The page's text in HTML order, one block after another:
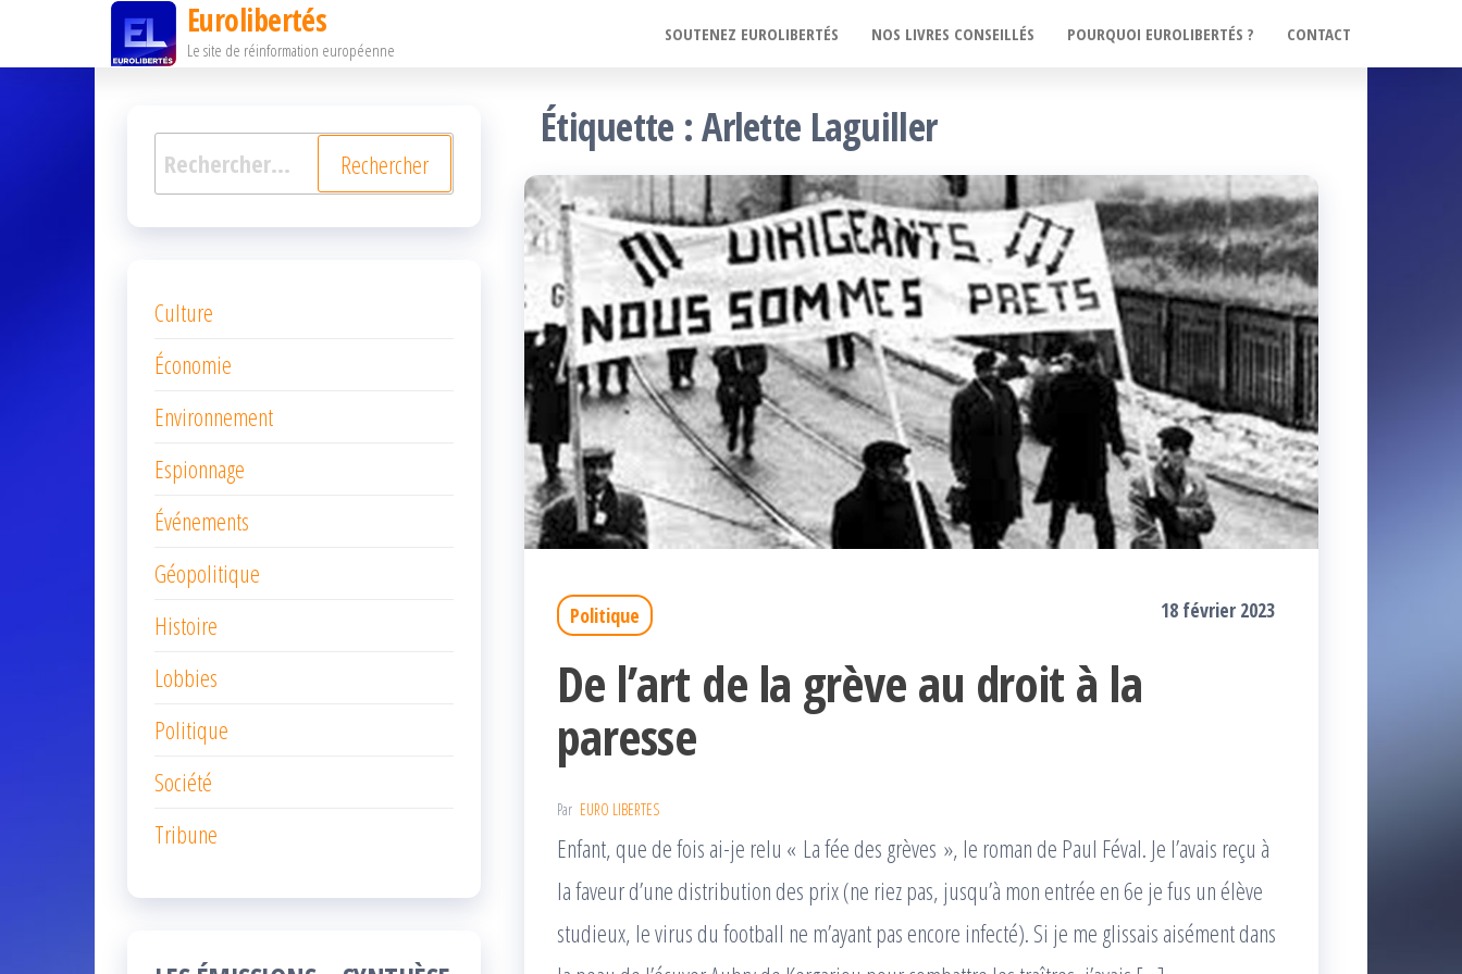
ce
Eurolibertés
Le site de réinformation européenne
SOUTENEZ EUROLIBERTÉS NOS LIVRES CONSEILLÉS POURQUOI EUROLIBERTÉS ? CONTACT
Étiquette :Arlette Laguiller
Politique 18 février 2023
De l’art de la grève au droit à la
paresse
Par EURO LIBERTES
Enfant, que de fois ai-je relu « La fée des grèves », le roman de Paul Féval. Je l’avais reçu à
la faveur d’une distribution des prix (ne riez pas, jusqu’à mon entrée en 6e je fus un élève
studieux, le virus du football ne m’ayant pas encore infecté). Si je me glissais aisément dans
Rechercher :
Culture
Économie
Environnement
Espionnage
Événements
Géopolitique
Histoire
Lobbies
Politique
Société
Tribune